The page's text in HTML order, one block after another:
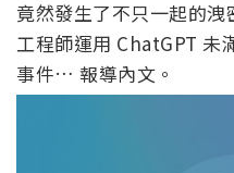
竟然發生了不只一起的
工程師運用 ChatGPT 未
事件… 報導內文。